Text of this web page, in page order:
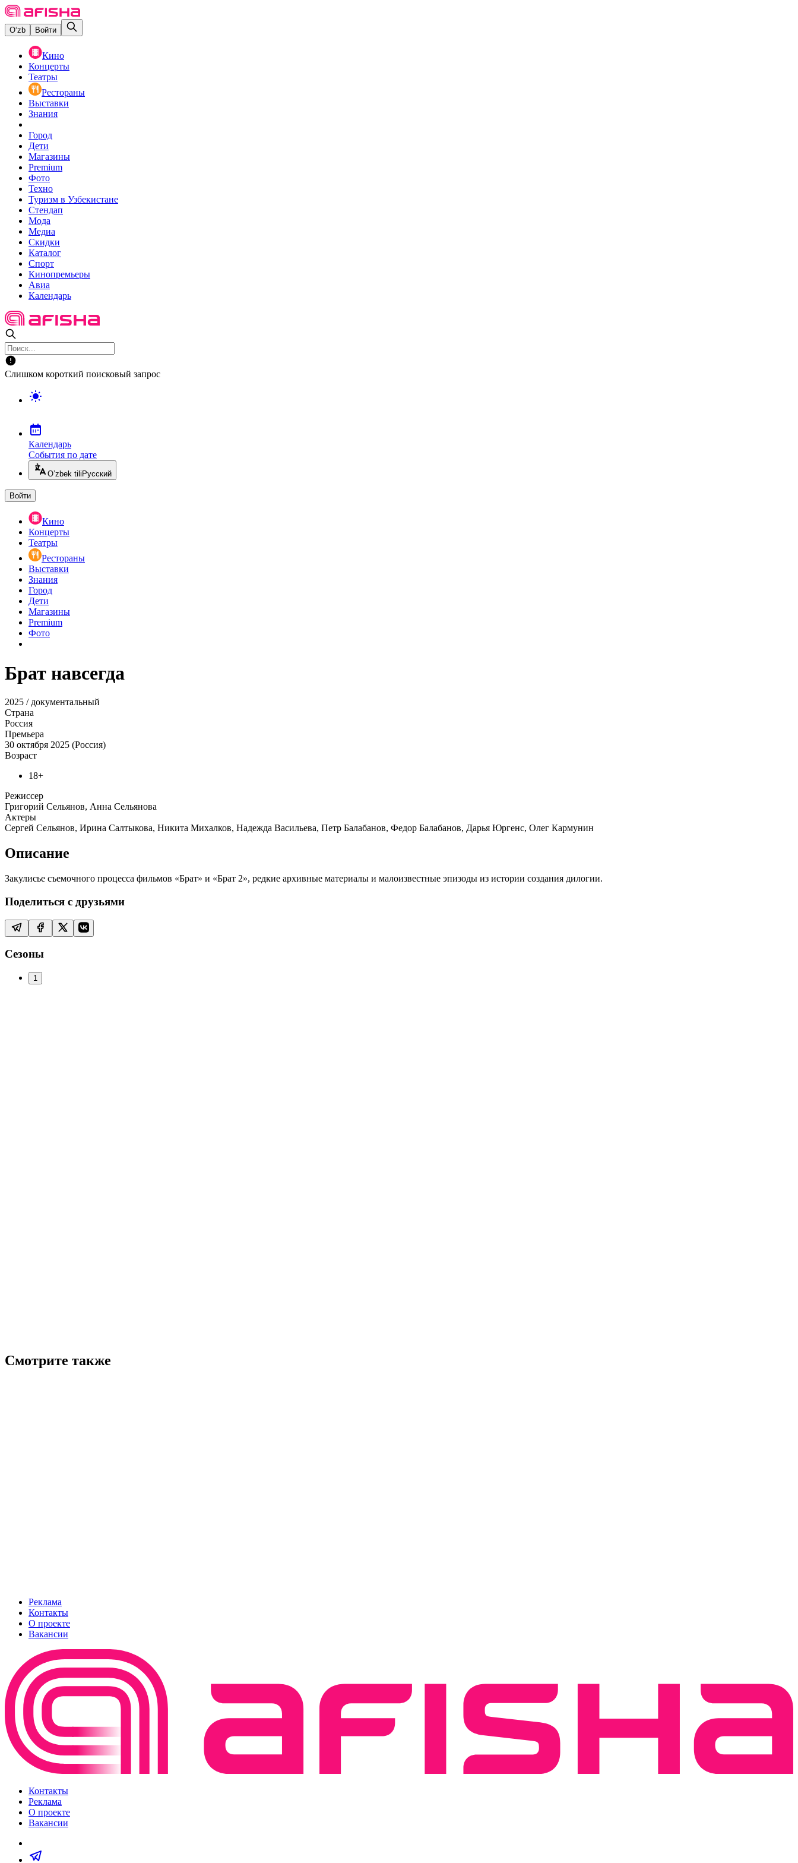
O‘zb Войти
Кино
Концерты
Театры
Рестораны
Выставки
Знания
Город
Дети
Магазины
Premium
Фото
Техно
Туризм в Узбекистане
Стендап
Мода
Медиа
Скидки
Каталог
Спорт
Кинопремьеры
Авиа
Календарь
Слишком короткий поисковый запрос
Календарь
События по дате
O’zbek tili Русский
Войти
Кино
Концерты
Театры
Рестораны
Выставки
Знания
Город
Дети
Магазины
Premium
Фото
Брат навсегда
2025 / документальный
Страна
Россия
Премьера
30 октября 2025 (Россия)
Возраст
18+
Режиссер
Григорий Сельянов, Анна Сельянова
Актеры
Сергей Сельянов, Ирина Салтыкова, Никита Михалков, Надежда Васильева, Петр Балабанов, Федор Балабанов, Дарья Юргенс, Олег Кармунин
Описание
Закулисье съемочного процесса фильмов «Брат» и «Брат 2», редкие архивные материалы и малоизвестные эпизоды из истории создания дилогии.
Поделиться с друзьями
Сезоны
1
Смотрите также
Реклама
Контакты
О проекте
Вакансии
Контакты
Реклама
О проекте
Вакансии